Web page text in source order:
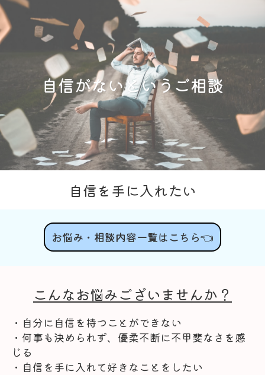
自信がないというご相談
自信を手に入れたい
お悩み・相談内容一覧はこちら👈
こんなお悩みございませんか？
・自分に自信を持つことができない
・何事も決められず、優柔不断に不甲斐なさを感
じる
・自信を手に入れて好きなことをしたい